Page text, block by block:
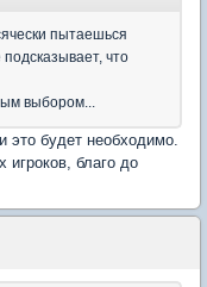
пытаешься
что
выбором...
это будет необходимо.
игроков, благо до